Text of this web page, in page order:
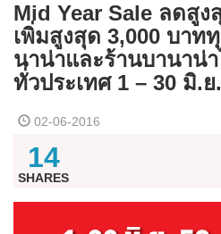
Mid Year Sale ลดสู
เพิ่มสูงสุด 3,000 บาท
นาน่าและร้านบานาน่
ทั่วประเทศ 1 – 30 มิ.ย
02-06-2016
14
SHARES